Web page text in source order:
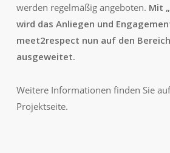
werden regelmäßig angeboten. Mit
wird das Anliegen und
meet2respect nun auf den
ausgeweitet.
Weitere Informationen finden Sie
Projektseite.